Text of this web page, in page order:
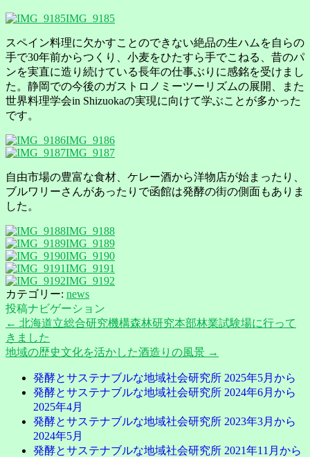
IMG_9185
スペイン料理に欠かすことのできない絶品の生ハムを自らの
手で30年前からつくり、小麦をひたすら手でこねる、昔のパ
ンを実直に造り続けている長年の仕事ぶりに感銘を受けまし
た。静岡での今後のガストロノミーツーリズムの展開、また
世界料理学会in Shizuokaの実現に向けて学ぶことが多かった
です。
IMG_9186
IMG_9187
自由市場の豊富な食材、ケレー酒から洋物店が始まったり、
ブルワリーさんがあったりで函館は発酵の街の側面もありま
した。
IMG_9188
IMG_9189
IMG_9190
IMG_9191
IMG_9192
カテゴリー: news
投稿ナビゲーション
← 北海道立総合研究機構森林研究本部林業試験場に行って
きました
地域の歴史文化を活かした酒造りの風景 →
発酵とサステナブルな地域社会研究所 2025年5月から
発酵とサステナブルな地域社会研究所 2024年6月から
2025年4月
発酵とサステナブルな地域社会研究所 2023年3月から
2024年5月
発酵とサステナブルな地域社会研究所 2021年11月から